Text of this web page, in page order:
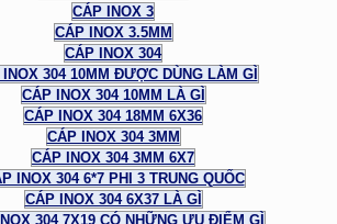
CÁP INOX 3
CÁP INOX 3.5MM
CÁP INOX 304
INOX 304 10MM ĐƯỢC DÙNG LÀM GÌ
CÁP INOX 304 10MM LÀ GÌ
CÁP INOX 304 18MM 6X36
CÁP INOX 304 3MM
CÁP INOX 304 3MM 6X7
INOX 304 6*7 PHI 3 TRUNG QUỐC
CÁP INOX 304 6X37 LÀ GÌ
304 7X19 CÓ NHỮNG ƯU ĐIỂM GÌ